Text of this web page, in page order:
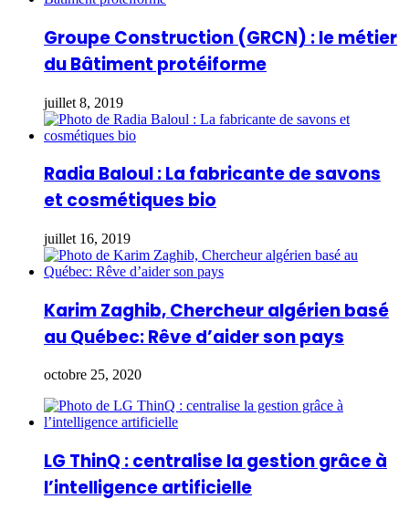
Groupe Construction (GRCN) : le métier
du Bâtiment protéiforme
juillet 8, 2019
Radia Baloul : La fabricante de savons
et cosmétiques bio
juillet 16, 2019
Karim Zaghib, Chercheur algérien basé
au Québec: Rêve d’aider son pays
octobre 25, 2020
LG ThinQ : centralise la gestion grâce à
l’intelligence artificielle